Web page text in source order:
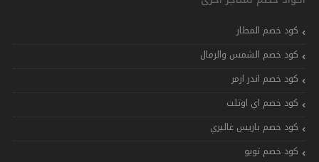
كود خصم المطار
كود خصم الشمس والرمال
كود خصم اندر ارمر
كود خصم اي اوتلت
كود خصم باريس غاليري
كود خصم تويو